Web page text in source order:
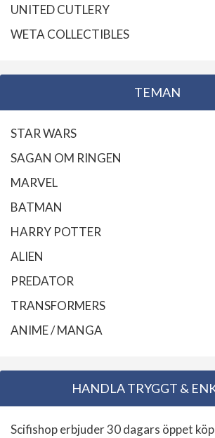
UNITED CUTLERY
WETA COLLECTIBLES
TEMAN
STAR WARS
SAGAN OM RINGEN
MARVEL
BATMAN
HARRY POTTER
ALIEN
PREDATOR
TRANSFORMERS
ANIME / MANGA
HANDLA TRYGGT &
Scifishop erbjuder 30 dagars öppet